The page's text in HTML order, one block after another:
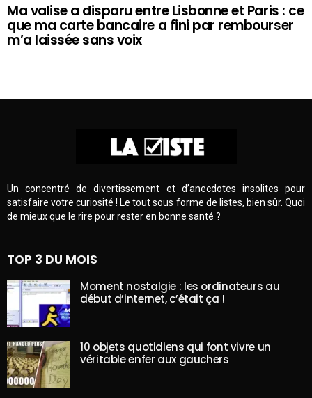
Ma valise a disparu entre Lisbonne et Paris : ce
que ma carte bancaire a fini par rembourser
m’a laissée sans voix
Un concentré de divertissement et d’anecdotes insolites pour
satisfaire votre curiosité ! Le tout sous forme de listes, bien sûr. Quoi
de mieux que le rire pour rester en bonne santé ?
TOP 3 DU MOIS
Moment nostalgie : les ordinateurs au
début d’internet, c’était ça !
10 objets quotidiens qui font vivre un
véritable enfer aux gauchers